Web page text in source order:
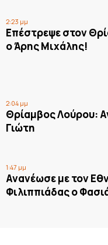
2:23 μμ
Επέστρεψε στον
ο Άρης Μιχάλης!
2:04 μμ
Θρίαμβος Λούρου:
Γιώτη
1:47 μμ
Ανανέωσε με τον
Φιλιππιάδας ο